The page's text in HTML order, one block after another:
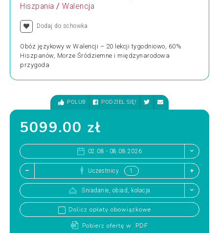
Hiszpania / Walencja
Dodaj do schowka
Obóz językowy w Walencji – 20 lekcji tygodniowo, 60%
Hiszpanów, Morze Śródziemne i międzynarodowa
przygoda
POLUB PODZIEL SIĘ!
5099.00 zł
02.08 - 08.08.2026
Uczestnicy
Śniadanie, obiad, kolacja
Dolicz opłaty obowiązkowe
Pobierz ofertę w .PDF